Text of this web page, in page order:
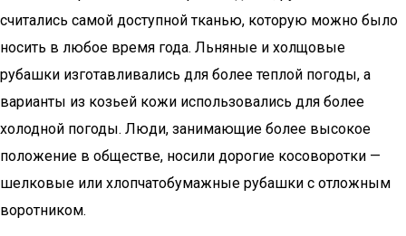
считались самой доступной тканью, которую можно было
носить в любое время года. Льняные и холщовые
рубашки изготавливались для более теплой погоды, а
варианты из козьей кожи использовались для более
холодной погоды. Люди, занимающие более высокое
положение в обществе, носили дорогие косоворотки —
шелковые или хлопчатобумажные рубашки с отложным
воротником.